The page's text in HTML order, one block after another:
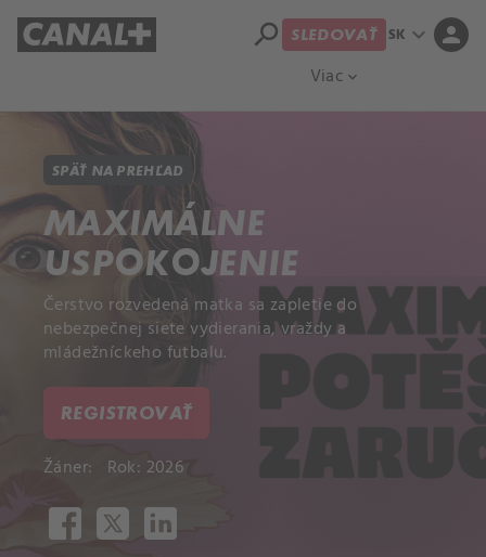
Viac expand_more
search SLEDOVAŤ SK expand_more person
SPÄŤ NA PREHĽAD
MAXIMÁLNE
USPOKOJENIE
Čerstvo rozvedená matka sa zapletie do
nebezpečnej siete vydierania, vraždy a
mládežníckeho futbalu.
REGISTROVAŤ
Žáner: Rok: 2026